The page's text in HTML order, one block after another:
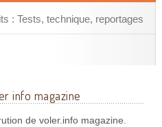
: Tests, technique, reportages
info magazine
de voler.info magazine.